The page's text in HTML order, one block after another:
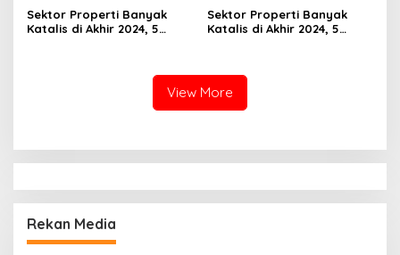
Sektor Properti Banyak
Katalis di Akhir 2024, 5
Sektor Properti Banyak
Katalis di Akhir 2024, 5
View More
Rekan Media